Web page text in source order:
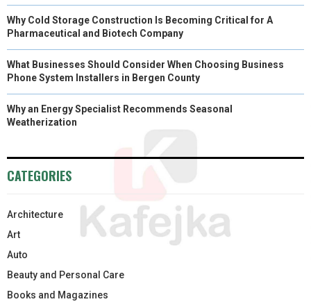
Why Cold Storage Construction Is Becoming Critical for A
Pharmaceutical and Biotech Company
What Businesses Should Consider When Choosing Business
Phone System Installers in Bergen County
Why an Energy Specialist Recommends Seasonal
Weatherization
CATEGORIES
Architecture
Art
Auto
Beauty and Personal Care
Books and Magazines